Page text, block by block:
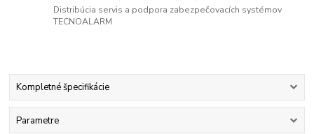
Distribúcia servis a podpora zabezpečovacích systémov
TECNOALARM
Kompletné špecifikácie
Parametre